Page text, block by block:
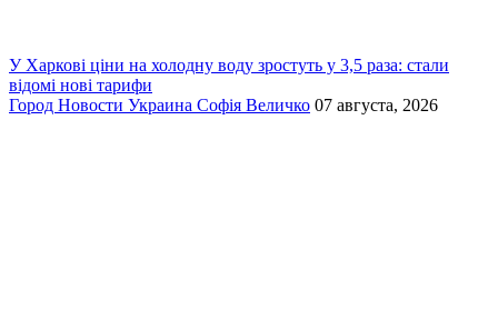
У Харкові ціни на холодну воду зростуть у 3,5 раза: стали
відомі нові тарифи
Город Новости Украина Софія Величко 07 августа, 2026